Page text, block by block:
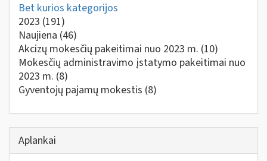
Bet kurios kategorijos
2023 (191)
Naujiena (46)
Akcizų mokesčių pakeitimai nuo 2023 m. (10)
Mokesčių administravimo įstatymo pakeitimai nuo
2023 m. (8)
Gyventojų pajamų mokestis (8)
Aplankai